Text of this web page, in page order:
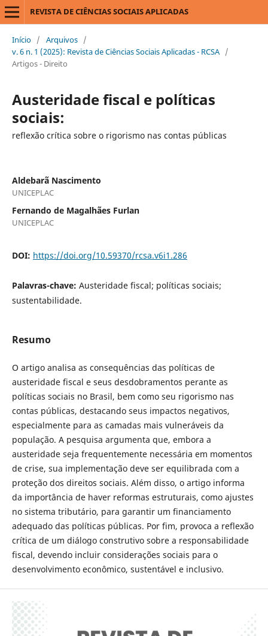
REVISTA DE CIÊNCIAS SOCIAIS APLICADAS
Início / Arquivos /
v. 6 n. 1 (2025): Revista de Ciências Sociais Aplicadas - RCSA /
Artigos - Direito
Austeridade fiscal e políticas
sociais:
reflexão crítica sobre o rigorismo nas contas públicas
Aldebarã Nascimento
UNICEPLAC
Fernando de Magalhães Furlan
UNICEPLAC
DOI: https://doi.org/10.59370/rcsa.v6i1.286
Palavras-chave: Austeridade fiscal; políticas sociais;
sustentabilidade.
Resumo
O artigo analisa as consequências das políticas de
austeridade fiscal e seus desdobramentos perante as
políticas sociais no Brasil, bem como seu rigorismo nas
contas públicas, destacando seus impactos negativos,
especialmente para as camadas mais vulneráveis da
população. A pesquisa argumenta que, embora a
austeridade seja frequentemente necessária em momentos
de crise, sua implementação deve ser equilibrada com a
proteção dos direitos sociais. Além disso, o artigo informa
da importância de haver reformas estruturais, como ajustes
no sistema tributário, para garantir um financiamento
adequado das políticas públicas. Por fim, provoca a reflexão
crítica de um diálogo construtivo sobre a responsabilidade
fiscal, devendo incluir considerações sociais para o
desenvolvimento econômico, sustentável e inclusivo.